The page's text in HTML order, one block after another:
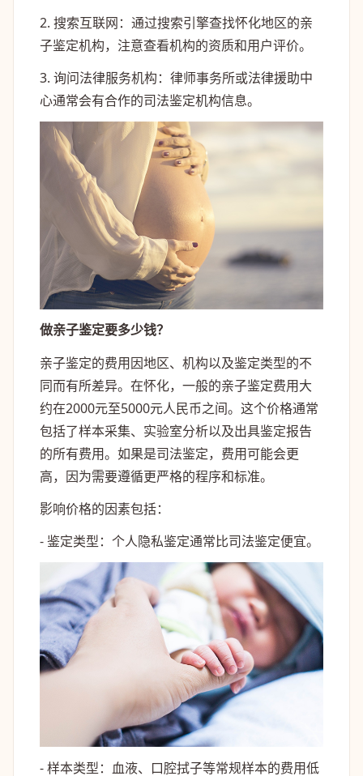
2. 搜索互联网：通过搜索引擎查找怀化地区的亲
子鉴定机构，注意查看机构的资质和用户评价。
3. 询问法律服务机构：律师事务所或法律援助中
心通常会有合作的司法鉴定机构信息。
做亲子鉴定要多少钱？
亲子鉴定的费用因地区、机构以及鉴定类型的不
同而有所差异。在怀化，一般的亲子鉴定费用大
约在2000元至5000元人民币之间。这个价格通常
包括了样本采集、实验室分析以及出具鉴定报告
的所有费用。如果是司法鉴定，费用可能会更
高，因为需要遵循更严格的程序和标准。
影响价格的因素包括：
- 鉴定类型：个人隐私鉴定通常比司法鉴定便宜。
- 样本类型：血液、口腔拭子等常规样本的费用低